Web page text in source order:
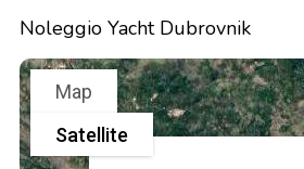
Noleggio Yacht Dubrovnik
Map
Satellite